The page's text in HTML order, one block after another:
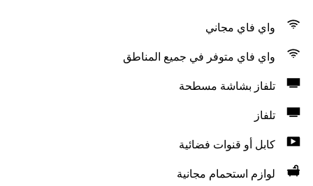
واي فاي مجاني
واي فاي متوفر في جميع المناطق
تلفاز بشاشة مسطحة
تلفاز
كابل أو قنوات فضائية
لوازم استحمام مجانية